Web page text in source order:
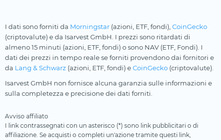
I dati sono forniti da Morningstar (azioni, ETF, fondi), CoinGecko
(criptovalute) e da Isarvest GmbH. I prezzi sono ritardati di
almeno 15 minuti (azioni, ETF, fondi) o sono NAV (ETF, Fondi). I
dati dei prezzi in tempo reale se forniti provendono dai fornitori e
da Lang & Schwarz (azioni, ETF, fondi) eCoinGecko (criptovalute).
Isarvest GmbH non fornisce alcuna garanzia sulle informazioni e
sulla completezza e precisione dei dati forniti.
Avviso affiliato
I link contrassegnati con un asterisco (*) sono link pubblicitari o di
affiliazione. Se acquisti o completi un'azione tramite questi link,